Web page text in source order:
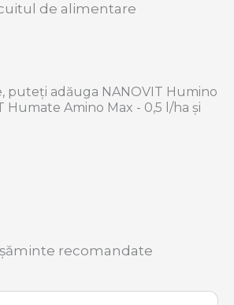
de alimentare
puteți adăuga NANOVIT Humino
Humate Amino Max - 0,5 l/ha și
recomandate